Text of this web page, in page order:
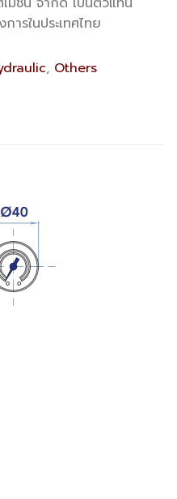
ารในประเทศไทย
, Others